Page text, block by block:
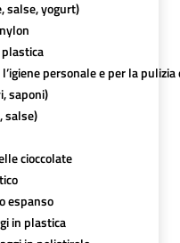
salse, yogurt)
personale e per la pulizia
saponi)
salse)
cioccolate
espanso
in plastica